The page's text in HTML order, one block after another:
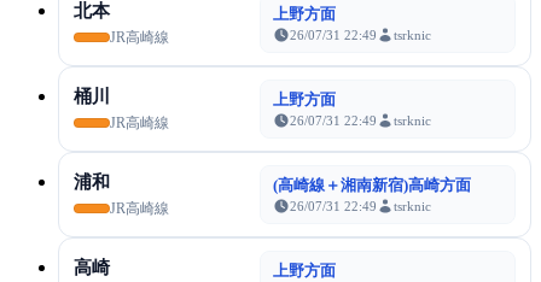
北本
JR高崎線
上野方面
26/07/31 22:49 tsrknic
桶川
JR高崎線
上野方面
26/07/31 22:49 tsrknic
浦和
JR高崎線
(高崎線＋湘南新宿)高崎方面
26/07/31 22:49 tsrknic
高崎 上野方面